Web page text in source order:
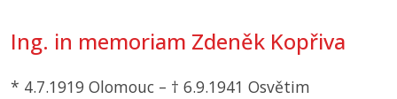
Ing. in memoriam Zdeněk Kopřiva
* 4.7.1919 Olomouc – † 6.9.1941 Osvětim